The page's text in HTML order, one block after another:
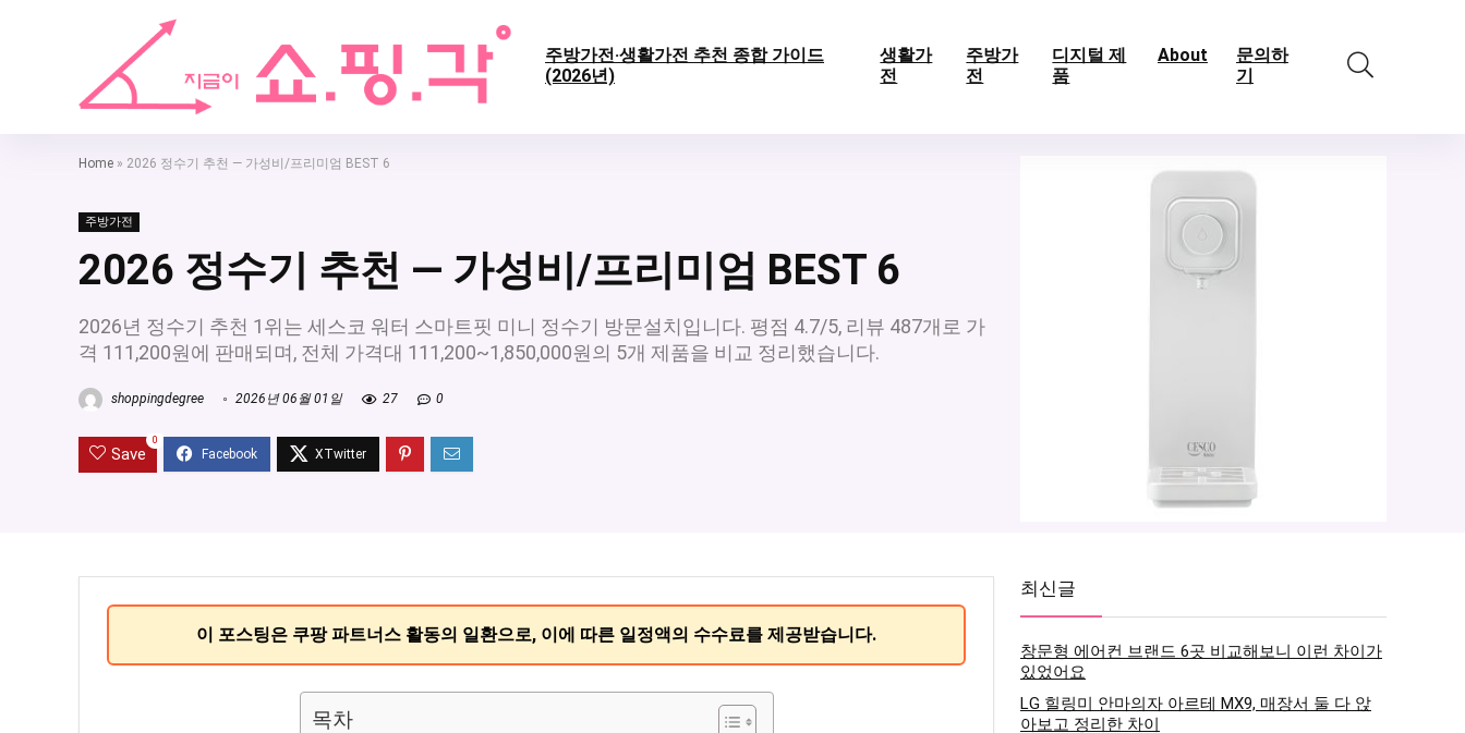
주방가전·생활가전 추천 종합 가이드
(2026년)
생활가
전
주방가
전
디지털 제
품
About
문의하
기
Home » 2026 정수기 추천 — 가성비/프리미엄 BEST 6
주방가전
2026 정수기 추천 — 가성비/프리미엄 BEST 6
2026년 정수기 추천 1위는 세스코 워터 스마트핏 미니 정수기 방문설치입니다. 평점 4.7/5, 리뷰 487개로 가
격 111,200원에 판매되며, 전체 가격대 111,200~1,850,000원의 5개 제품을 비교 정리했습니다.
shoppingdegree 2026년 06월 01일 27 0
Save
0
이 포스팅은 쿠팡 파트너스 활동의 일환으로, 이에 따른 일정액의 수수료를 제공받습니다.
목차
최신글
창문형 에어컨 브랜드 6곳 비교해보니 이런 차이가
있었어요
LG 힐링미 안마의자 아르테 MX9, 매장서 둘 다 앉
아보고 정리한 차이